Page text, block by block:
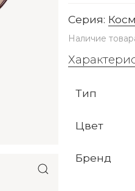
Серия:
Наличие
Тип
Цвет
Бренд